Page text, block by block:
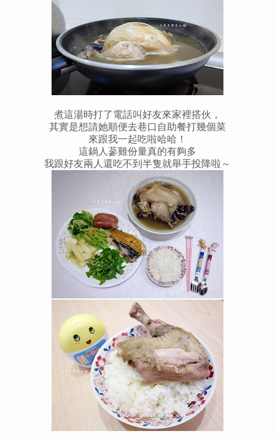
煮這湯時打了電話叫好友來家裡搭伙，
其實是想請她順便去巷口自助餐打幾個菜
來跟我一起吃啦哈哈！
這鍋人蔘雞份量真的有夠多
我跟好友兩人還吃不到半隻就舉手投降啦～